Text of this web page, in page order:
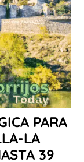
PARA
LA
39